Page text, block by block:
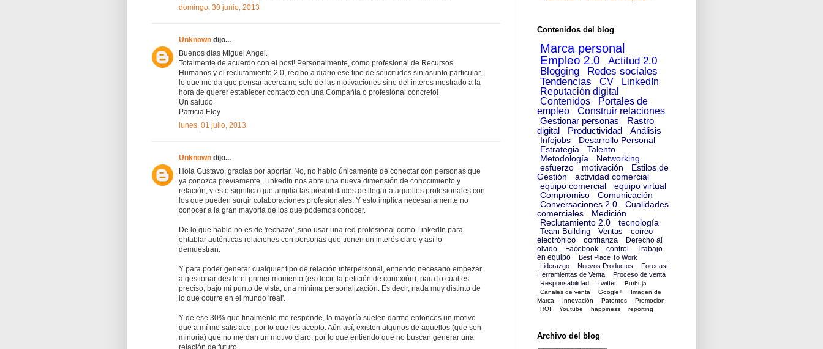
domingo, 30 junio, 2013
Unknown dijo...
Buenos días Miguel Angel.
Totalmente de acuerdo con el post! Personalmente, como profesional de Recursos
Humanos y el reclutamiento 2.0, recibo a diario ese tipo de solicitudes sin asunto particular,
lo que me da que pensar acerca no solo de las motivaciones sino del interes mostrado a la
hora de querer establecer contacto con una Compañía o profesional concreto!
Un saludo
Patricia Eloy
lunes, 01 julio, 2013
Unknown dijo...
Hola Gustavo, gracias por aportar. No, no hablo únicamente de conectar con personas que
ya conozca previamente. LinkedIn nos abre una nueva dimensión de conocimiento y
relación, y esto significa que amplía las posibilidades de llegar a aquellos profesionales con
los que pueden surgir colaboraciones profesionales. Y esto implica necesariamente no
conocer a la gran mayoría de los que podemos conocer.
De lo que hablo no es de 'rechazo', sino usar una red profesional como LinkedIn para
entablar auténticas relaciones con personas que tienen un interés claro y así lo
demuestran.
Y para poder generar cualquier tipo de relación interpersonal, entiendo necesario empezar
a gestionar desde el primer momento (es decir, la petición de conexión), para lo cual es
preciso, bajo mi punto de vista, una mínima personalización. Es decir, nada muy distinto de
lo que ocurre en el mundo 'real'.
Y de ese 30% que finalmente me responde, la mayoría suelen darme entonces un motivo
que a mí me satisface, por lo que les acepto. Aún así, existen algunos de aquellos (que son
minoría) que no me dan un motivo claro, por lo que entiendo que no buscan generar una
relación de futuro.
Contenidos del blog
Marca personal
Empleo 2.0
Actitud 2.0
Blogging
Redes sociales
Tendencias
CV
LinkedIn
Reputación digital
Contenidos
Portales de
empleo
Construir relaciones
Gestionar personas
Rastro
digital
Productividad Análisis
Infojobs
Desarrollo Personal
Estrategia
Talento
Metodología
Networking
esfuerzo
motivación
Estilos de
Gestión
actividad comercial
equipo comercial
equipo virtual
Compromiso
Comunicación
Conversaciones 2.0
Cualidades
comerciales
Medición
Reclutamiento 2.0
tecnología
Team Building Ventas
correo
electrónico
confianza
Derecho al
olvido
Facebook control
Trabajo
en equipo
Best Place To Work
Liderazgo
Nuevos Productos
Forecast
Herramientas de Venta
Proceso de venta
Responsabilidad
Twitter
Burbuja
Canales de venta
Google+
Imagen de
Marca
Innovación Patentes
Promocion
ROI
Youtube happiness reporting
Archivo del blog